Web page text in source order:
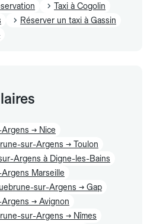
Taxi à Cogolin
Réserver un taxi à Gassin
→ Nice
sur-Argens → Toulon
Argens à Digne-les-Bains
Marseille
sur-Argens → Gap
→ Avignon
sur-Argens → Nîmes